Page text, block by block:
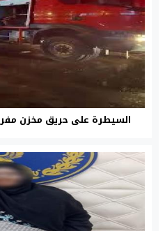
السيطرة على حريق مخزن